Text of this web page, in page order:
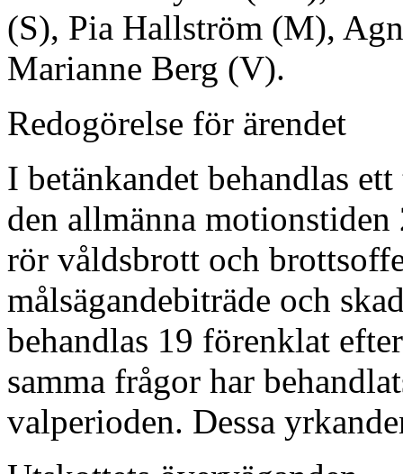
(S), Pia Hallström (M),
Marianne Berg (V).
Redogörelse för ärendet
I betänkandet behandlas
den allmänna
rör våldsbrott och
målsägandebiträde och
behandlas 19 förenklat
samma frågor har
valperioden. Dessa